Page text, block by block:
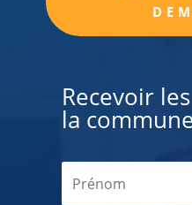
Recevoir
la